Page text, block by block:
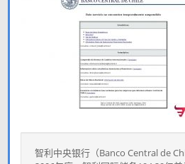
智利中央银行（Banco Central de